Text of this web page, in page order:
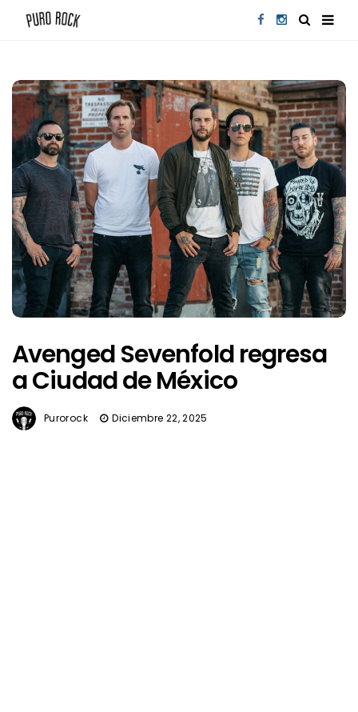
Avenged Sevenfold regresa
a Ciudad de México
Purorock Diciembre 22, 2025